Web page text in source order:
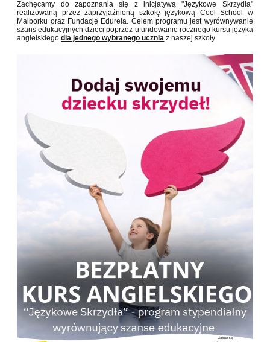
Zachęcamy do zapoznania się z inicjatywą "Językowe Skrzydła"
realizowaną przez zaprzyjaźnioną szkołę językową Cool School w
Malborku oraz Fundację Edurela. Celem programu jest wyrównywanie
szans edukacyjnych dzieci poprzez ufundowanie rocznego kursu języka
angielskiegodla jednego wybranego ucznia z naszej szkoły.